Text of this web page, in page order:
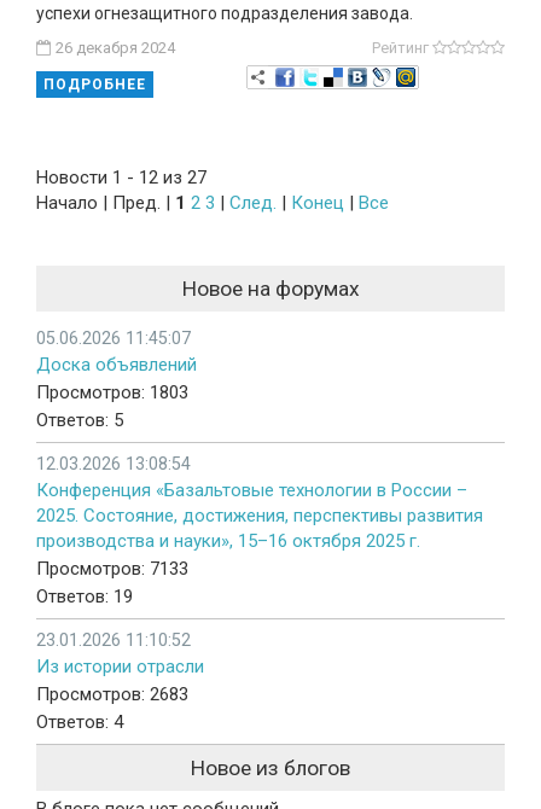
успехи огнезащитного подразделения завода.
26 декабря 2024 Рейтинг
ПОДРОБНЕЕ
Новости 1 - 12 из 27
Начало | Пред. | 1 2 3 | След. | Конец | Все
Новое на форумах
05.06.2026 11:45:07
Доска объявлений
Просмотров: 1803
Ответов: 5
12.03.2026 13:08:54
Конференция «Базальтовые технологии в России –
2025. Состояние, достижения, перспективы развития
производства и науки», 15–16 октября 2025 г.
Просмотров: 7133
Ответов: 19
23.01.2026 11:10:52
Из истории отрасли
Просмотров: 2683
Ответов: 4
Новое из блогов